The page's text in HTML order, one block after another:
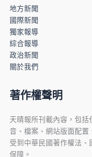
地方新聞
國際新聞
獨家報導
綜合報導
政治新聞
關於我們
著作權聲明
天晴報所刊載內容，包
音、檔案、網站版面配置
受到中華民國著作權法
保障。